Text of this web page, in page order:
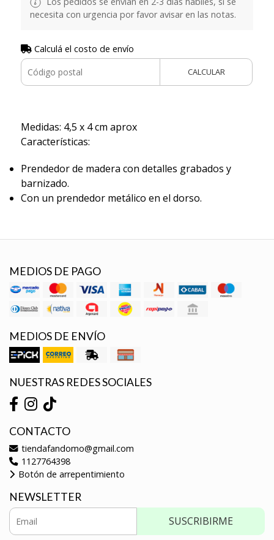
necesita con urgencia por favor avisar en las notas.
Calculá el costo de envío
CALCULAR
Medidas: 4,5 x 4 cm aprox
Características:
Prendedor de madera con detalles grabados y
barnizado.
Con un prendedor metálico en el dorso.
MEDIOS DE PAGO
MEDIOS DE ENVÍO
NUESTRAS REDES SOCIALES
CONTACTO
tiendafandomo@gmail.com
1127764398
Botón de arrepentimiento
NEWSLETTER
SUSCRIBIRME